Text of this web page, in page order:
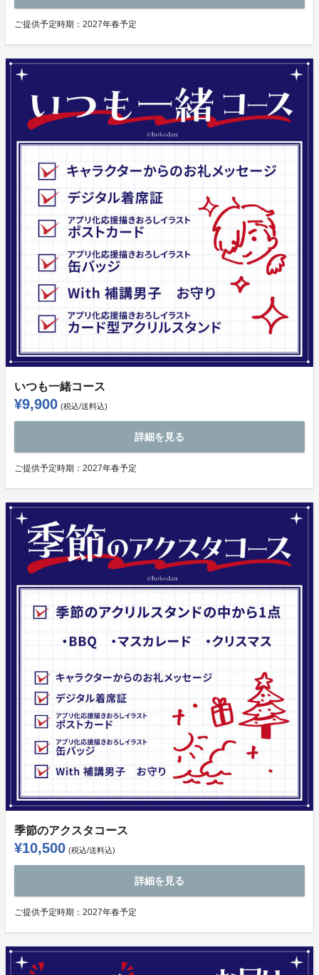
ご提供予定時期： 2027年春予定
いつも一緒コース
¥9,900 (税込/送料込)
詳細を見る
ご提供予定時期： 2027年春予定
季節のアクスタコース
¥10,500 (税込/送料込)
詳細を見る
ご提供予定時期： 2027年春予定